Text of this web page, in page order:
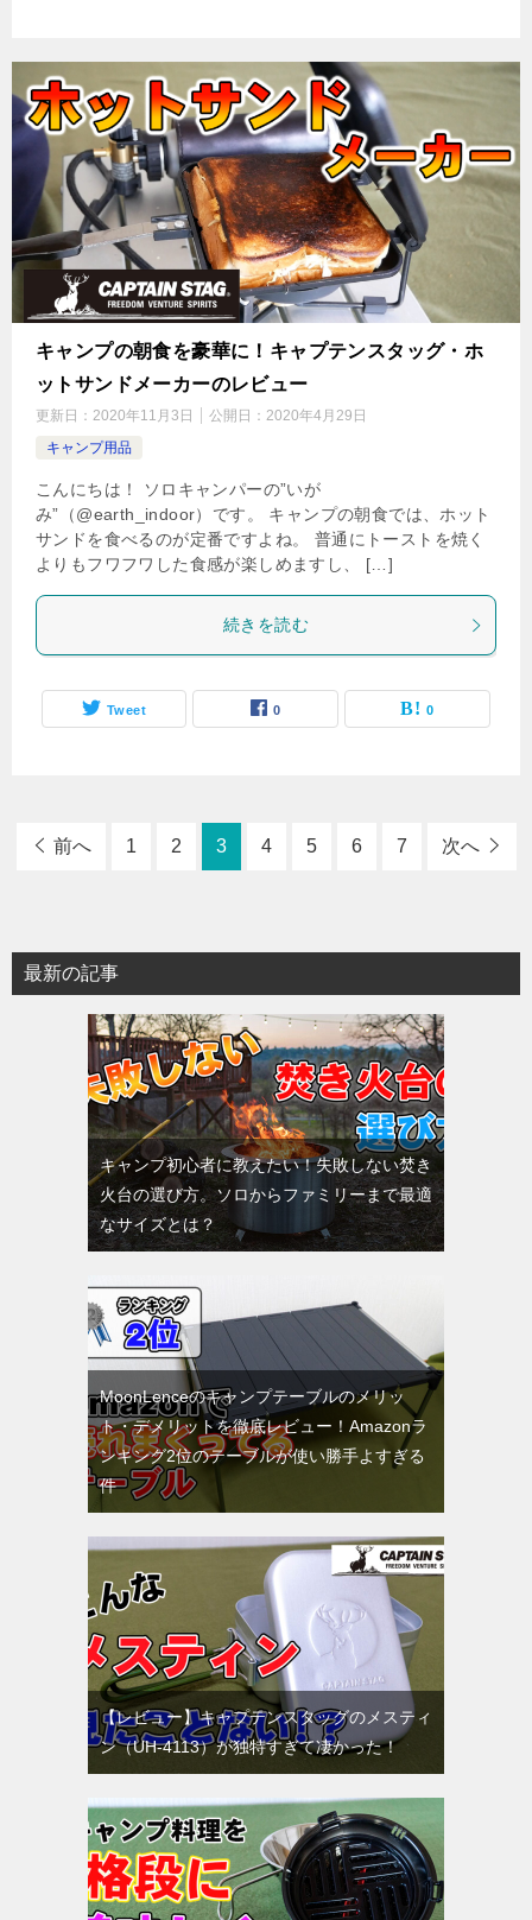
キャンプの朝食を豪華に！キャプテンスタッグ・ホ
ットサンドメーカーのレビュー
更新日： 2020年11月3日 公開日： 2020年4月29日
キャンプ用品
こんにちは！ ソロキャンパーの”いが
み”（@earth_indoor）です。 キャンプの朝食では、ホット
サンドを食べるのが定番ですよね。 普通にトーストを焼く
よりもフワフワした食感が楽しめますし、 […]
続きを読む
Tweet 0 0
前へ 1 2 3 4 5 6 7 次へ
最新の記事
キャンプ初心者に教えたい！失敗しない焚き
火台の選び方。ソロからファミリーまで最適
なサイズとは？
MoonLenceのキャンプテーブルのメリッ
ト・デメリットを徹底レビュー！Amazonラ
ンキング2位のテーブルが使い勝手よすぎる
件
【レビュー】キャプテンスタッグのメスティ
ン（UH-4113）が独特すぎて凄かった！